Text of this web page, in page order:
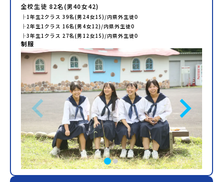
全校生徒 82名(男40女42)
├1年生2 クラス 39名(男 24女15)/内県外生徒0
├2年生1 クラス 16名(男4女12)/内県外生徒0
├3年生1 クラス 27名(男 12 女15)/内県外生徒0
制服